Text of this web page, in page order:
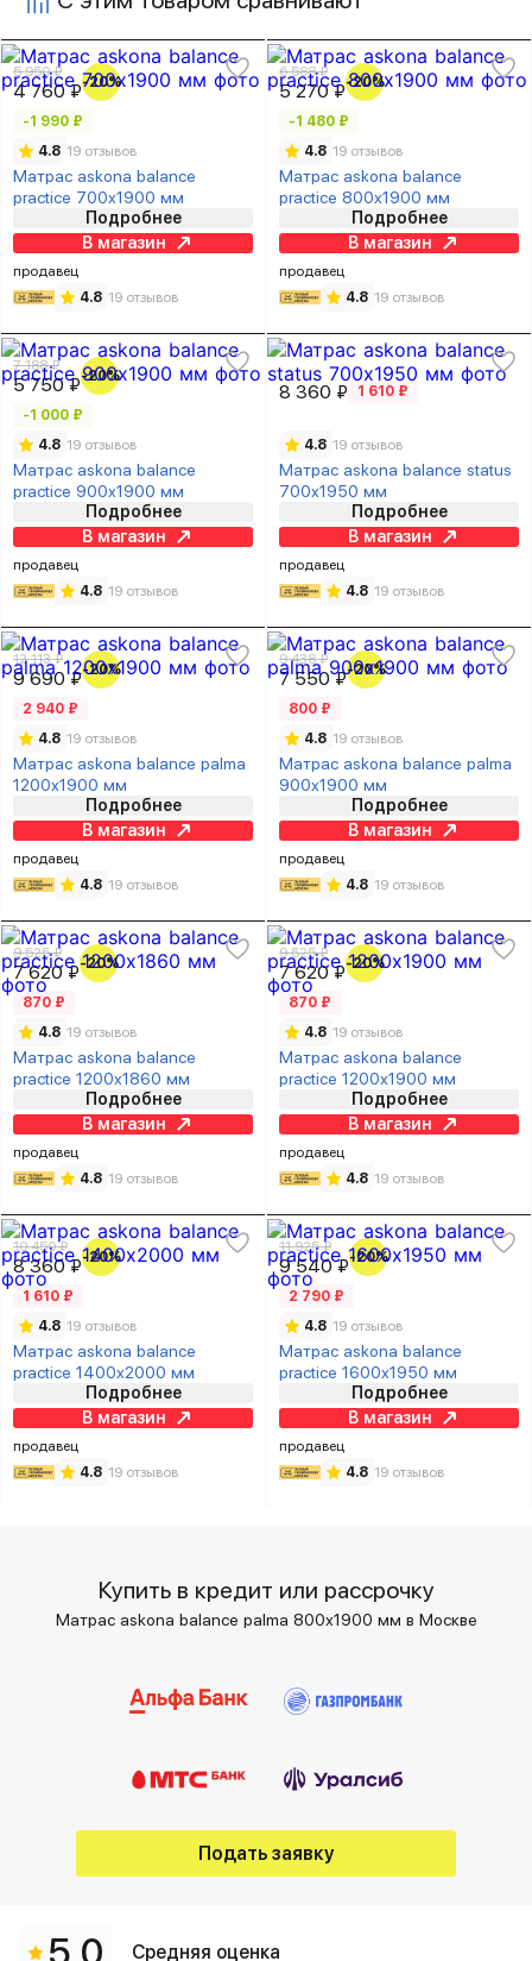
5 950 ₽
4 760 ₽-20%
-1 990 ₽
4.8 19 отзывов
Матрас askona balance
practice 700х1900 мм
Подробнее
В магазин
продавец
4.8 19 отзывов
6 588 ₽
5 270 ₽-20%
-1 480 ₽
4.8 19 отзывов
Матрас askona balance
practice 800х1900 мм
Подробнее
В магазин
продавец
4.8 19 отзывов
7 188 ₽
5 750 ₽-20%
-1 000 ₽
4.8 19 отзывов
Матрас askona balance
practice 900х1900 мм
Подробнее
В магазин
продавец
4.8 19 отзывов
8 360 ₽ 1 610 ₽
4.8 19 отзывов
Матрас askona balance status
700х1950 мм
Подробнее
В магазин
продавец
4.8 19 отзывов
12 113 ₽
9 690 ₽-20%
2 940 ₽
4.8 19 отзывов
Матрас askona balance palma
1200х1900 мм
Подробнее
В магазин
продавец
4.8 19 отзывов
9 438 ₽
7 550 ₽-20%
800 ₽
4.8 19 отзывов
Матрас askona balance palma
900х1900 мм
Подробнее
В магазин
продавец
4.8 19 отзывов
9 525 ₽
7 620 ₽-20%
870 ₽
4.8 19 отзывов
Матрас askona balance
practice 1200х1860 мм
Подробнее
В магазин
продавец
4.8 19 отзывов
9 525 ₽
7 620 ₽-20%
870 ₽
4.8 19 отзывов
Матрас askona balance
practice 1200х1900 мм
Подробнее
В магазин
продавец
4.8 19 отзывов
10 450 ₽
8 360 ₽-20%
1 610 ₽
4.8 19 отзывов
Матрас askona balance
practice 1400х2000 мм
Подробнее
В магазин
продавец
4.8 19 отзывов
11 925 ₽
9 540 ₽-20%
2 790 ₽
4.8 19 отзывов
Матрас askona balance
practice 1600х1950 мм
Подробнее
В магазин
продавец
4.8 19 отзывов
Купить в кредит или рассрочку
Матрас askona balance palma 800х1900 мм в Москве
Подать заявку
Средняя оценка